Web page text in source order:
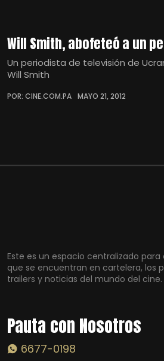
Will Smith, abofeteó a un
Un periodista de televisión de
Will Smith
POR: CINE.COM.PA MAYO 21, 2012
Este es un espacio centralizado
que se encuentran en cartelera, los
trailers y noticias del mundo del cine.
Pauta con Nosotros
6677-0198